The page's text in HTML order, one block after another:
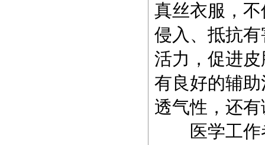
真丝衣服，
侵入、抵抗
活力，促进
有良好的辅
透气性，还
医学工作者